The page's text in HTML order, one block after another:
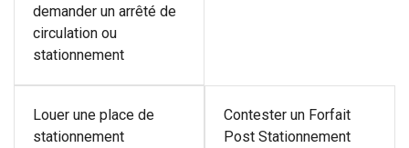
demander un arrêté de
circulation ou
stationnement
Louer une place de
stationnement
Contester un Forfait
Post Stationnement